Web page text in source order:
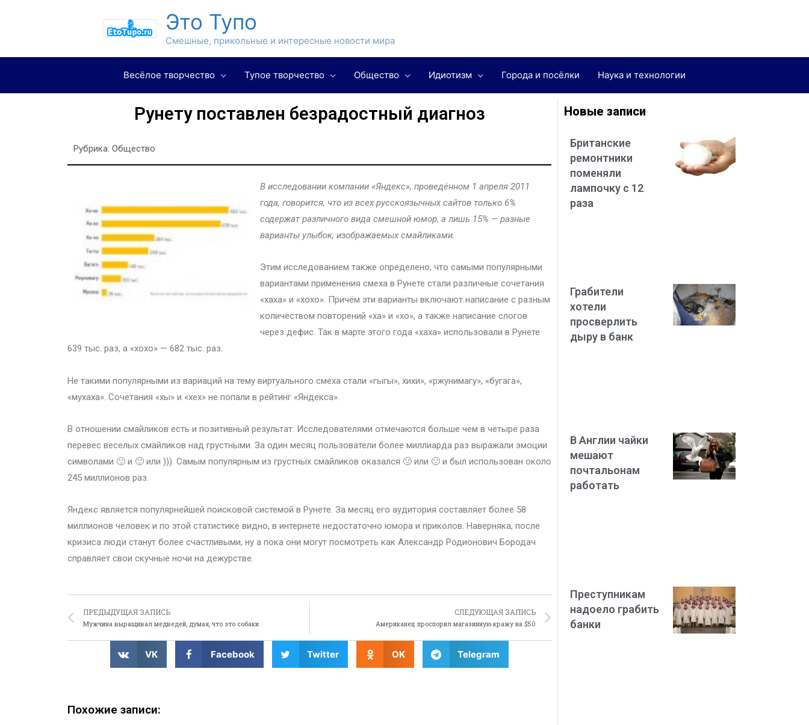
Это Тупо
Смешные, прикольные и интересные новости мира
Весёлое творчество Тупое творчество Общество Идиотизм Города и посёлки Наука и технологии
Рунету поставлен безрадостный диагноз
Рубрика: Общество
В исследовании компании «Яндекс», проведённом 1 апреля 2011
года, говорится, что из всех русскоязычных сайтов только 6%
содержат различного вида смешной юмор, а лишь 15% — разные
варианты улыбок, изображаемых смайликами.
Этим исследованием также определено, что самыми популярными
вариантами применения смеха в Рунете стали различные сочетания
«хаха» и «хохо». Причём эти варианты включают написание с разным
количеством повторений «ха» и «хо», а также написание слогов
через дефис. Так в марте этого года «хаха» использовали в Рунете
639 тыс. раз, а «хохо» — 682 тыс. раз.
Не такими популярными из вариаций на тему виртуального смеха стали «гыгы», хихи», «ржунимагу», «бугага»,
«мухаха». Сочетания «хы» и «хех» не попали в рейтинг «Яндекса».
В отношении смайликов есть и позитивный результат. Исследователями отмечаются больше чем в четыре раза
перевес веселых смайликов над грустными. За один месяц пользователи более миллиарда раз выражали эмоции
символами 🙂 и 🙂 или ))). Самым популярным из грустных смайликов оказался 🙁 или 🙁 и был использован около
245 миллионов раз.
Яндекс является популярнейшей поисковой системой в Рунете. За месяц его аудитория составляет более 58
миллионов человек и по этой статистике видно, в интернете недостаточно юмора и приколов. Наверняка, после
кризиса люди станут более счастливыми, ну а пока они могут посмотреть как Александр Родионович Бородач
справляет свои скучные ночи на дежурстве.
ПРЕДЫДУЩАЯ ЗАПИСЬ
Мужчина выращивал медведей, думая, что это собаки
СЛЕДУЮЩАЯ ЗАПИСЬ
Американец проспорил магазинную кражу на $50
VK Facebook Twitter OK Telegram
Похожие записи:
Новые записи
Британские
ремонтники
поменяли
лампочку с 12
раза
Грабители
хотели
просверлить
дыру в банк
В Англии чайки
мешают
почтальонам
работать
Преступникам
надоело грабить
банки